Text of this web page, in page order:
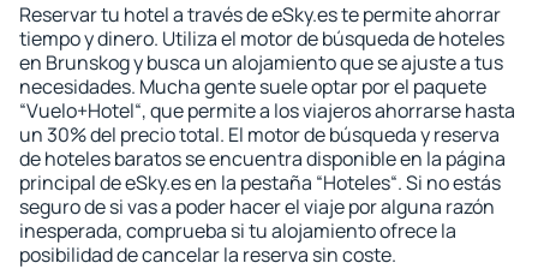
Reservar tu hotel a través de eSky.es te permite ahorrar
tiempo y dinero. Utiliza el motor de búsqueda de hoteles
en Brunskog y busca un alojamiento que se ajuste a tus
necesidades. Mucha gente suele optar por el paquete
“Vuelo+Hotel“, que permite a los viajeros ahorrarse hasta
un 30% del precio total. El motor de búsqueda y reserva
de hoteles baratos se encuentra disponible en la página
principal de eSky.es en la pestaña “Hoteles“. Si no estás
seguro de si vas a poder hacer el viaje por alguna razón
inesperada, comprueba si tu alojamiento ofrece la
posibilidad de cancelar la reserva sin coste.